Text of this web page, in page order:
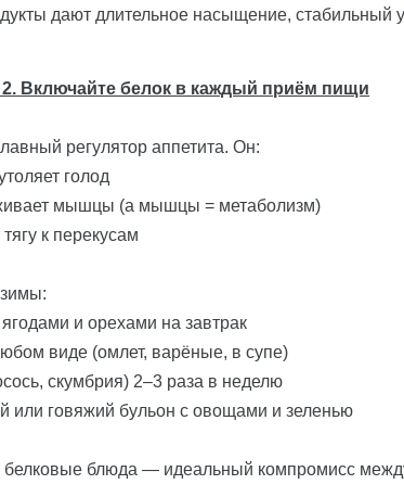
дают длительное насыщение, стабильный
Включайте белок в каждый приём пищи
регулятор аппетита. Он:
голод
мышцы (а мышцы = метаболизм)
к перекусам
и орехами на завтрак
виде (омлет, варёные, в супе)
скумбрия) 2–3 раза в неделю
или говяжий бульон с овощами и зеленью
белковые блюда — идеальный компромисс